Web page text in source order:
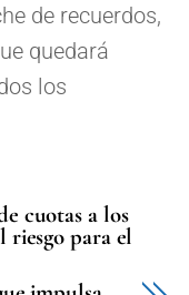
de recuerdos,
quedará
los
cuotas a los
riesgo para el